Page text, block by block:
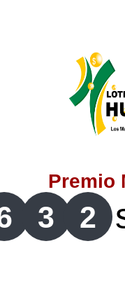
Premio
3 2